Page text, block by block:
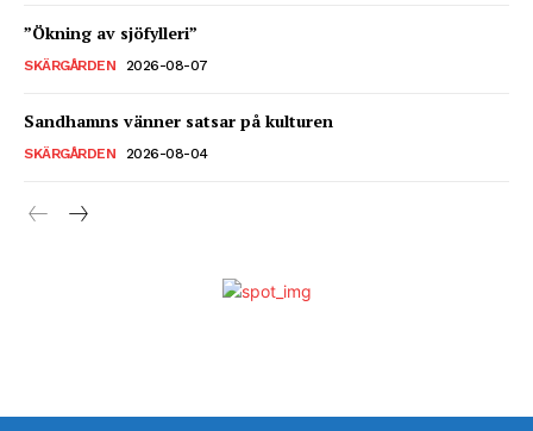
”Ökning av sjöfylleri”
SKÄRGÅRDEN 2026-08-07
Sandhamns vänner satsar på kulturen
SKÄRGÅRDEN 2026-08-04